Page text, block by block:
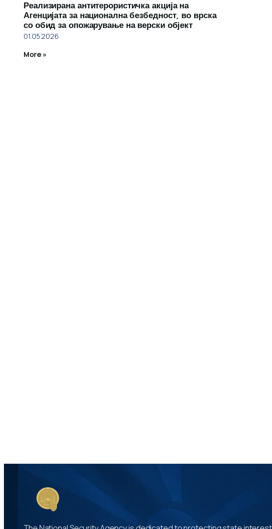
Реализирана антитерористичка акција на
Агенцијата за национална безбедност, во врска
со обид за опожарување на верски објект
01.05.2026
More »